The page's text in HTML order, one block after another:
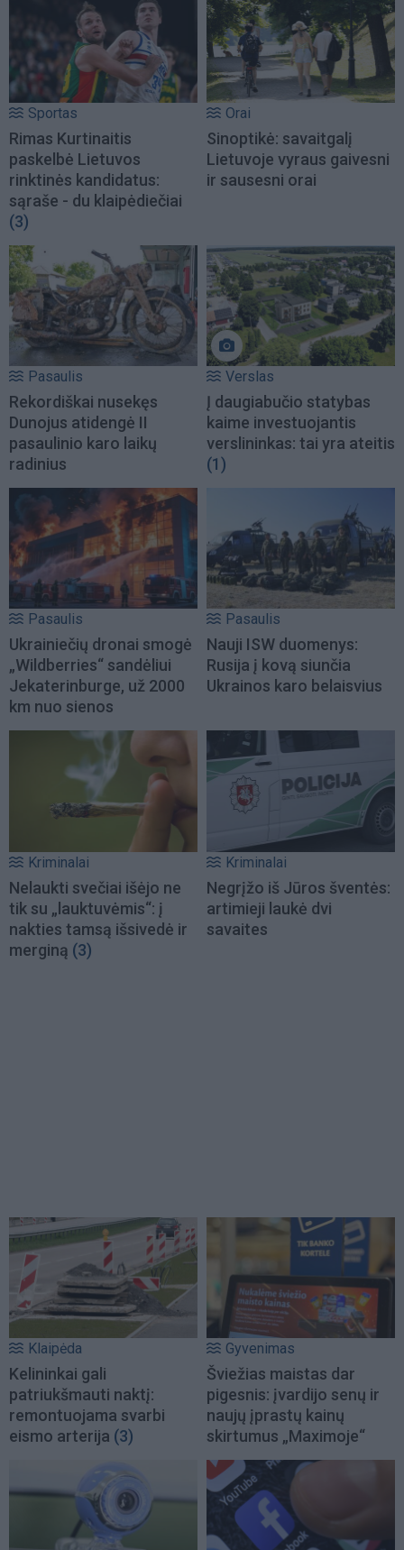
Sportas
Rimas Kurtinaitis
paskelbė Lietuvos
rinktinės kandidatus:
sąraše - du klaipėdiečiai
(3)
Orai
Sinoptikė: savaitgalį
Lietuvoje vyraus gaivesni
ir sausesni orai
Pasaulis
Rekordiškai nusekęs
Dunojus atidengė II
pasaulinio karo laikų
radinius
Verslas
Į daugiabučio statybas
kaime investuojantis
verslininkas: tai yra ateitis
(1)
Pasaulis
Ukrainiečių dronai smogė
„Wildberries“ sandėliui
Jekaterinburge, už 2000
km nuo sienos
Pasaulis
Nauji ISW duomenys:
Rusija į kovą siunčia
Ukrainos karo belaisvius
Kriminalai
Nelaukti svečiai išėjo ne
tik su „lauktuvėmis“: į
nakties tamsą išsivedė ir
merginą (3)
Kriminalai
Negrįžo iš Jūros šventės:
artimieji laukė dvi
savaites
Klaipėda
Kelininkai gali
patriukšmauti naktį:
remontuojama svarbi
eismo arterija (3)
Gyvenimas
Šviežias maistas dar
pigesnis: įvardijo senų ir
naujų įprastų kainų
skirtumus „Maximoje“